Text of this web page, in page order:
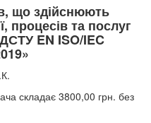
що здійснюють
процесів та послуг
EN ISO/IEC
складає 3800,00 грн. без